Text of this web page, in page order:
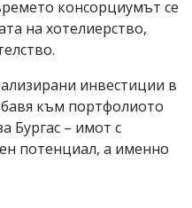
консорциумът се
на хотелиерство,
инвестиции в
към портфолиото
Бургас – имот с
потенциал, а именно